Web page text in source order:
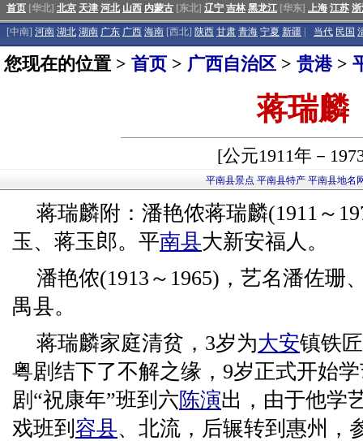
首页 [华北] 北京 天津 河北 山西 内蒙古 [东北] 辽宁 吉林 黑龙江 [华东] 上海 江苏
[中南] 河南 湖北 湖南 广东 广西 海南 [西北] 陕西 甘肃 青海 宁夏 新疆 当代 民国
您现在的位置 > 首页 > 广西自治区 > 贵港>
蒋瑞麟
[公元1911年－
平南县景点 平南县特产 平南县地名
蒋瑞麟附：潘艳侬蒋瑞麟(1911～
玉、蒋玉郎。平南县大新安福人。
潘艳侬(1913～1965)，艺名潘佐珊
禺县。
蒋瑞麟家庭清贫，3岁为大安镇铁
粤剧结下了不解之缘，9岁正式开始
剧“祝康年”班到六陈演出，由于他学
戏班到 容县、北流，后辗转到惠州，